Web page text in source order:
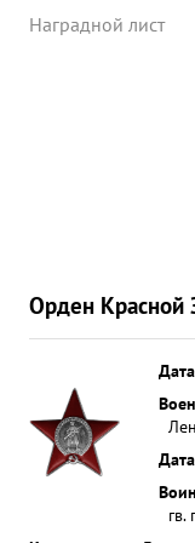
ручных
Наградной лист
Орден Красной
гв.